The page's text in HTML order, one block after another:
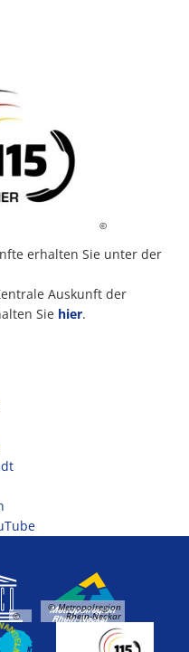
©
erhalten Sie unter der
Auskunft der
Sie hier.
©
© Metropolregion
Rhein-Neckar